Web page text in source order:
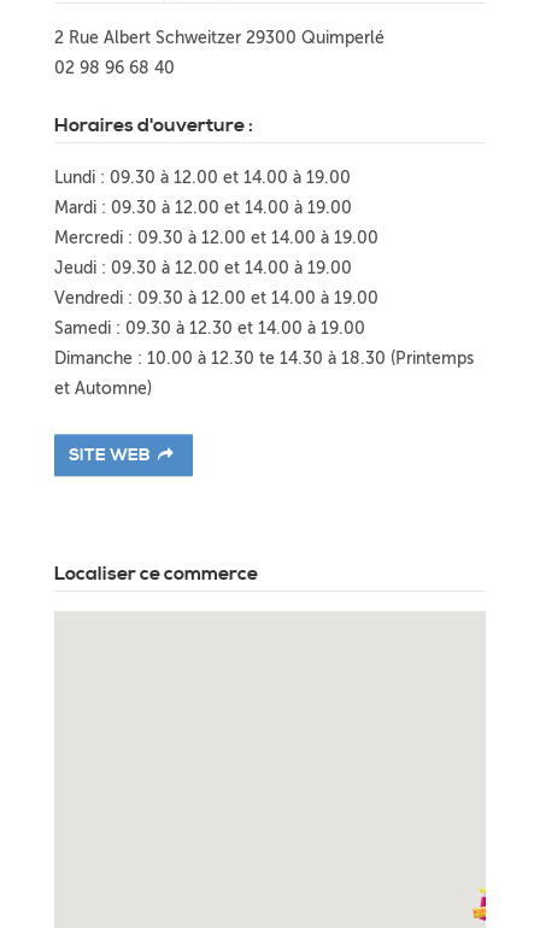
2 Rue Albert Schweitzer 29300 Quimperlé
02 98 96 68 40
Horaires d'ouverture :
Lundi : 09.30 à 12.00 et 14.00 à 19.00
Mardi : 09.30 à 12.00 et 14.00 à 19.00
Mercredi : 09.30 à 12.00 et 14.00 à 19.00
Jeudi : 09.30 à 12.00 et 14.00 à 19.00
Vendredi : 09.30 à 12.00 et 14.00 à 19.00
Samedi : 09.30 à 12.30 et 14.00 à 19.00
Dimanche : 10.00 à 12.30 te 14.30 à 18.30 (Printemps
et Automne)
SITE WEB
Localiser ce commerce